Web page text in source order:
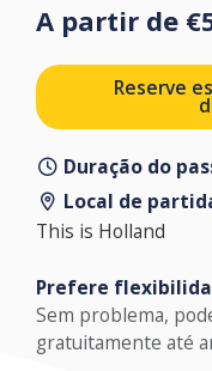
A partir de
Reserve
Duração do
Local de
This is Holland
Prefere
Sem problema,
gratuitamente até